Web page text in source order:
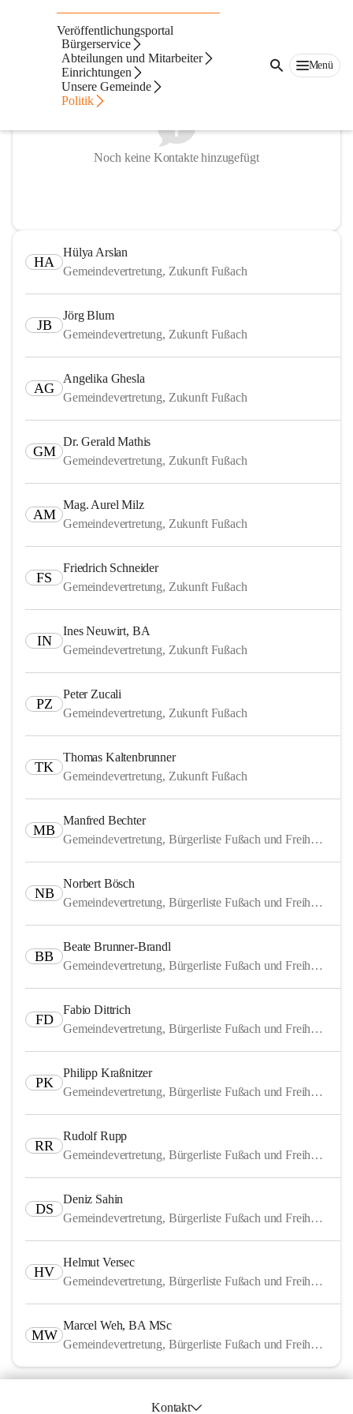
Veröffentlichungsportal
Bürgerservice
Abteilungen und Mitarbeiter
Einrichtungen
Unsere Gemeinde
Politik
Menü
Gemeindevertretung
Noch keine Kontakte hinzugefügt
HA
Hülya Arslan
Gemeindevertretung, Zukunft Fußach
JB
Jörg Blum
Gemeindevertretung, Zukunft Fußach
AG
Angelika Ghesla
Gemeindevertretung, Zukunft Fußach
GM
Dr. Gerald Mathis
Gemeindevertretung, Zukunft Fußach
AM
Mag. Aurel Milz
Gemeindevertretung, Zukunft Fußach
FS
Friedrich Schneider
Gemeindevertretung, Zukunft Fußach
IN
Ines Neuwirt, BA
Gemeindevertretung, Zukunft Fußach
PZ
Peter Zucali
Gemeindevertretung, Zukunft Fußach
TK
Thomas Kaltenbrunner
Gemeindevertretung, Zukunft Fußach
MB
Manfred Bechter
Gemeindevertretung, Bürgerliste Fußach und Freiheitliche
NB
Norbert Bösch
Gemeindevertretung, Bürgerliste Fußach und Freiheitliche
BB
Beate Brunner-Brandl
Gemeindevertretung, Bürgerliste Fußach und Freiheitliche
FD
Fabio Dittrich
Gemeindevertretung, Bürgerliste Fußach und Freiheitliche
PK
Philipp Kraßnitzer
Gemeindevertretung, Bürgerliste Fußach und Freiheitliche
RR
Rudolf Rupp
Gemeindevertretung, Bürgerliste Fußach und Freiheitliche
DS
Deniz Sahin
Gemeindevertretung, Bürgerliste Fußach und Freiheitliche
HV
Helmut Versec
Gemeindevertretung, Bürgerliste Fußach und Freiheitliche
MW
Marcel Weh, BA MSc
Gemeindevertretung, Bürgerliste Fußach und Freiheitliche
Kontakt